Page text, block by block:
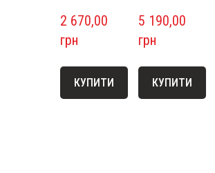
2 670,00
грн
КУПИТИ
5 190,00
грн
КУПИТИ